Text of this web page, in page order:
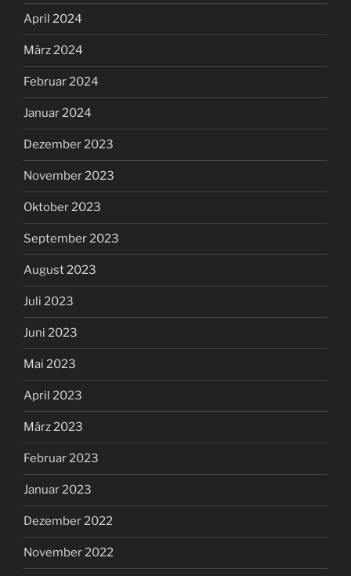
April 2024
März 2024
Februar 2024
Januar 2024
Dezember 2023
November 2023
Oktober 2023
September 2023
August 2023
Juli 2023
Juni 2023
Mai 2023
April 2023
März 2023
Februar 2023
Januar 2023
Dezember 2022
November 2022